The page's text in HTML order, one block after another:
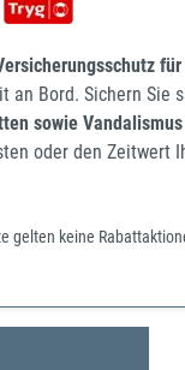
an Bord. Sichern Sie
sowie
oder den Zeitwert
gelten keine